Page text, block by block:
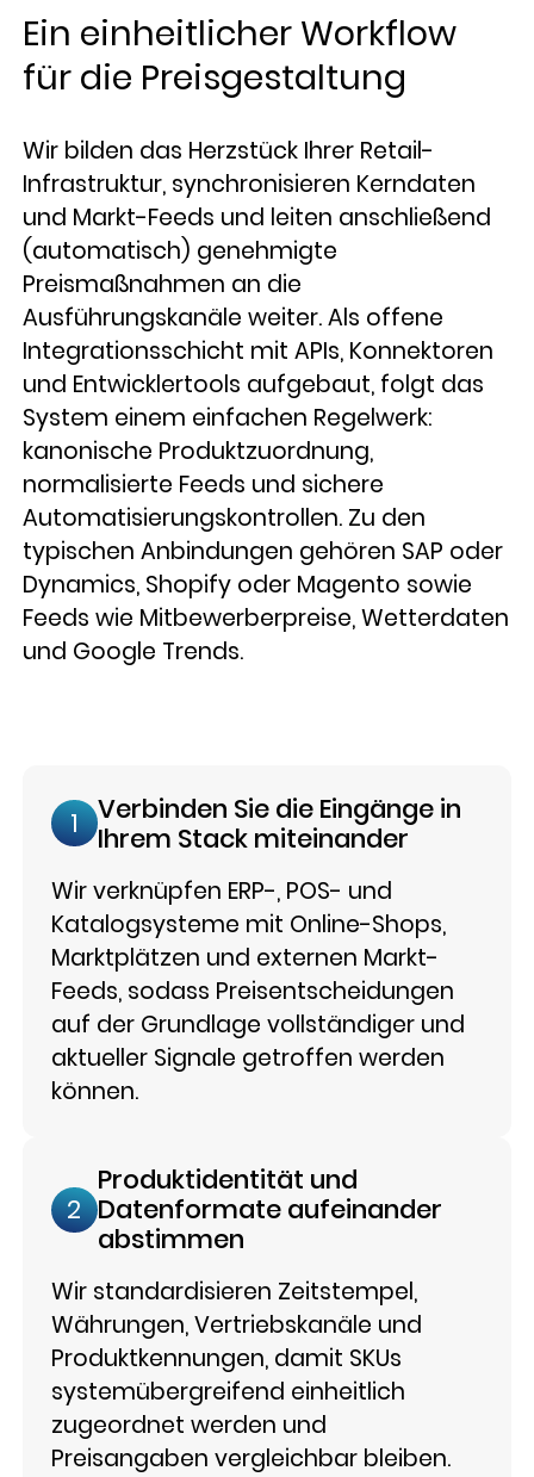
Ein einheitlicher Workflow
für die Preisgestaltung
Wir bilden das Herzstück Ihrer Retail-
Infrastruktur, synchronisieren Kerndaten
und Markt-Feeds und leiten anschließend
(automatisch) genehmigte
Preismaßnahmen an die
Ausführungskanäle weiter. Als offene
Integrationsschicht mit APIs, Konnektoren
und Entwicklertools aufgebaut, folgt das
System einem einfachen Regelwerk:
kanonische Produktzuordnung,
normalisierte Feeds und sichere
Automatisierungskontrollen. Zu den
typischen Anbindungen gehören SAP oder
Dynamics, Shopify oder Magento sowie
Feeds wie Mitbewerberpreise, Wetterdaten
und Google Trends.
1 Verbinden Sie die Eingänge in
Ihrem Stack miteinander
Wir verknüpfen ERP-, POS- und
Katalogsysteme mit Online-Shops,
Marktplätzen und externen Markt-
Feeds, sodass Preisentscheidungen
auf der Grundlage vollständiger und
aktueller Signale getroffen werden
können.
2
Produktidentität und
Datenformate aufeinander
abstimmen
Wir standardisieren Zeitstempel,
Währungen, Vertriebskanäle und
Produktkennungen, damit SKUs
systemübergreifend einheitlich
zugeordnet werden und
Preisangaben vergleichbar bleiben.